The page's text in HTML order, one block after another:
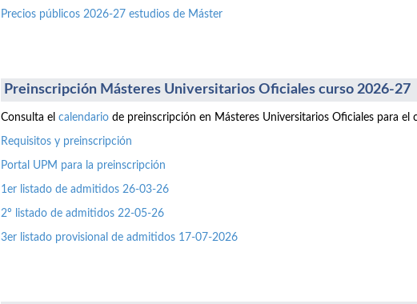
Precios públicos 2026-27 estudios de Máster
Preinscripción Másteres Universitarios Oficiales curso 2026-27
Consulta el calendario de preinscripción en Másteres Universitarios Oficiales para el
Requisitos y preinscripción
Portal UPM para la preinscripción
1er listado de admitidos 26-03-26
2º listado de admitidos 22-05-26
3er listado provisional de admitidos 17-07-2026